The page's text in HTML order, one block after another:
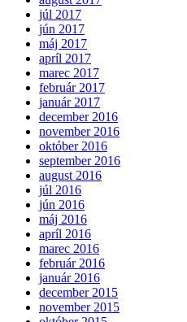
júl 2017
jún 2017
máj 2017
apríl 2017
marec 2017
február 2017
január 2017
december 2016
november 2016
október 2016
september 2016
august 2016
júl 2016
jún 2016
máj 2016
apríl 2016
marec 2016
február 2016
január 2016
december 2015
november 2015